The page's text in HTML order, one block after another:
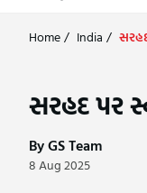
Home/ India /
સરહદ પર
By GS Team
8 Aug 2025